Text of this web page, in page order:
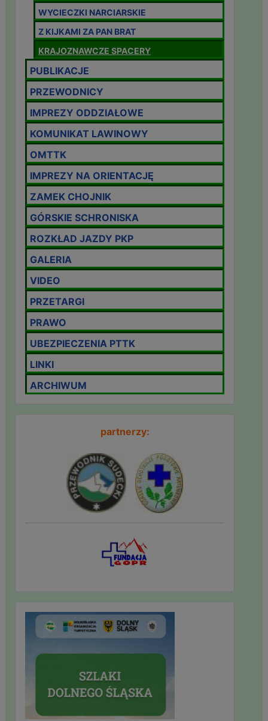
WYCIECZKI NARCIARSKIE
Z KIJKAMI ZA PAN BRAT
KRAJOZNAWCZE SPACERY
PUBLIKACJE
PRZEWODNICY
IMPREZY ODDZIAŁOWE
KOMUNIKAT LAWINOWY
OMTTK
IMPREZY NA ORIENTACJĘ
ZAMEK CHOJNIK
GÓRSKIE SCHRONISKA
ROZKŁAD JAZDY PKP
GALERIA
VIDEO
PRZETARGI
PRAWO
UBEZPIECZENIA PTTK
LINKI
ARCHIWUM
partnerzy: